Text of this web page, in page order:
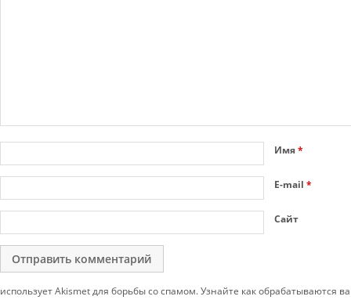
Имя*
E-mail *
Сайт
использует Akismet для борьбы со спамом. Узнайте как обрабатываются